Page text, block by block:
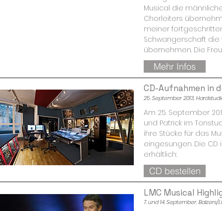
Musical die
Chorleiters
meiner
Schwangerschaft
übernehmen. Die
Mehr Infos
CD-Aufnahmen in
25. September 2013,
Am 25. September
und Patrick im
ihre Stücke für das
eingesungen. Die CD
erhältlich:
CD bestellen
LMC Musical
7. und 14. September, Balzers/Li